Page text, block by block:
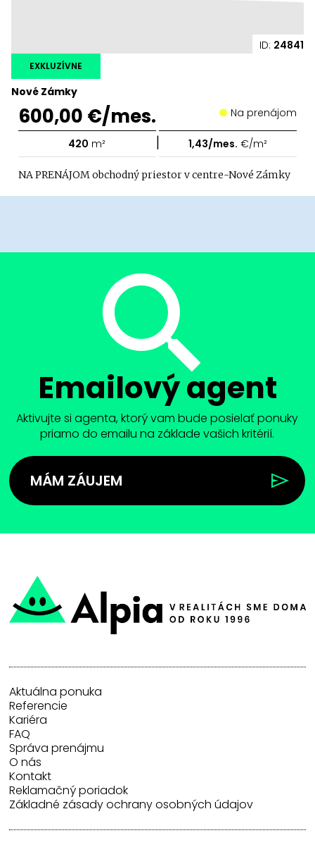
ID: 24841
Nové Zámky
EXKLUZÍVNE
600,00 €/mes. Na prenájom
420 m² | 1,43/mes. €/m²
NA PRENÁJOM obchodný priestor v centre-Nové Zámky
Emailový agent
Aktivujte si agenta, ktorý vam bude posielať ponuky
priamo do emailu na základe vašich kritérií.
MÁM ZÁUJEM
Aktuálna ponuka
Referencie
Kariéra
FAQ
Správa prenájmu
O nás
Kontakt
Reklamačný poriadok
Základné zásady ochrany osobných údajov